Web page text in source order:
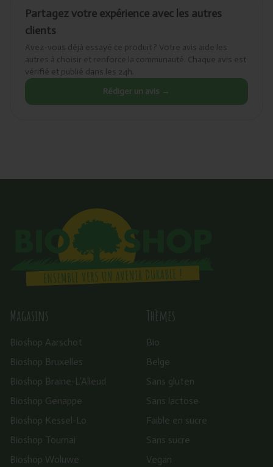
Partagez votre expérience avec les autres
clients
Avez-vous déjà essayé ce produit ? Votre avis aide les
autres à choisir et renforce la communauté. Chaque avis est
vérifié et publié dans les 24h.
Rédiger un avis →
Magasins
Bioshop Aarschot
Bioshop Bruxelles
Bioshop Braine-L’Alleud
Bioshop Genappe
Bioshop Kessel-Lo
Bioshop Tournai
Bioshop Woluwe
Thèmes
Bio
Belge
Sans gluten
Sans lactose
Faible en sucre
Sans sucre
Vegan